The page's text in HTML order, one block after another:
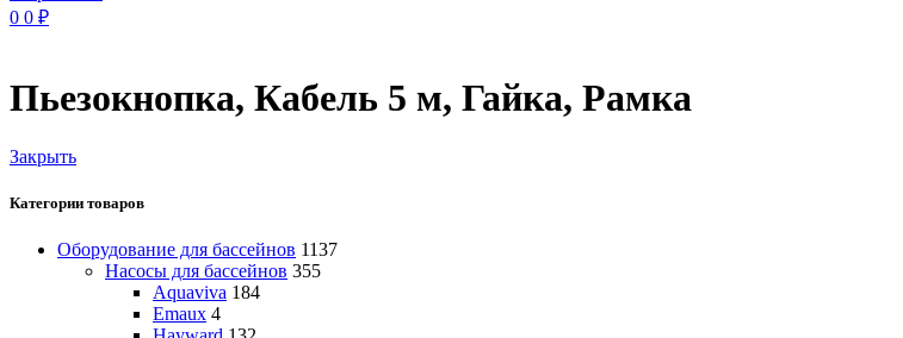
0 0 ₽
Пьезокнопка, Кабель 5 м, Гайка, Рамка
Закрыть
Категории товаров
Оборудование для бассейнов 1137
Насосы для бассейнов 355
Aquaviva 184
Emaux 4